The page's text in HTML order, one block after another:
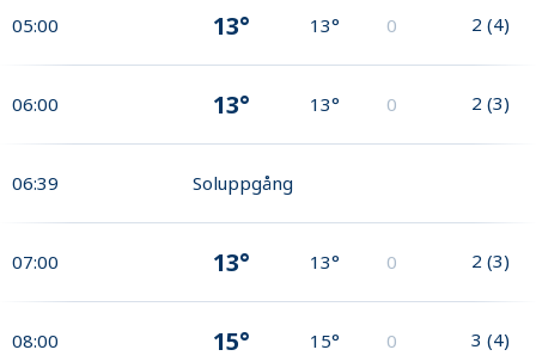
05:00 13° 13° 0 2 (4)
06:00 13° 13° 0 2 (3)
06:39 Soluppgång
07:00 13° 13° 0 2 (3)
08:00 15° 15° 0 3 (4)